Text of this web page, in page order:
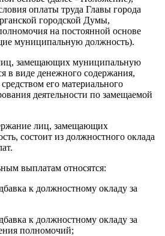
оплаты труда Главы города
городской Думы,
на постоянной основе
муниципальную должность).
замещающих муниципальную
в виде денежного содержания,
его материального
деятельности по замещаемой
лиц, замещающих
состоит из должностного оклада
выплатам относятся:
к должностному окладу за
к должностному окладу за
полномочий;